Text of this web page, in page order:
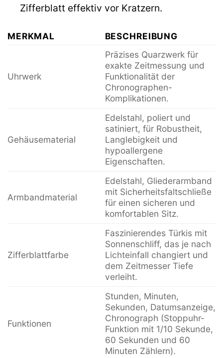
Zifferblatt effektiv vor Kratzern.
MERKMAL BESCHREIBUNG
Uhrwerk
Präzises Quarzwerk für
exakte Zeitmessung und
Funktionalität der
Chronographen-
Komplikationen.
Gehäusematerial
Edelstahl, poliert und
satiniert, für Robustheit,
Langlebigkeit und
hypoallergene
Eigenschaften.
Armbandmaterial
Edelstahl, Gliederarmband
mit Sicherheitsfaltschließe
für einen sicheren und
komfortablen Sitz.
Zifferblattfarbe
Faszinierendes Türkis mit
Sonnenschliff, das je nach
Lichteinfall changiert und
dem Zeitmesser Tiefe
verleiht.
Funktionen
Stunden, Minuten,
Sekunden, Datumsanzeige,
Chronograph (Stoppuhr-
Funktion mit 1/10 Sekunde,
60 Sekunden und 60
Minuten Zählern).